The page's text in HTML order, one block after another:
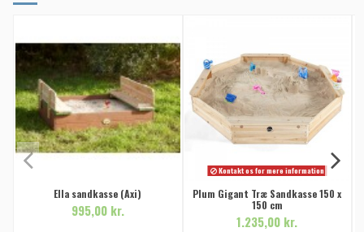
Ella sandkasse (Axi)
995,00 kr.
Kontakt os for mere information
Plum Gigant Træ Sandkasse 150 x
150 cm
1.235,00 kr.